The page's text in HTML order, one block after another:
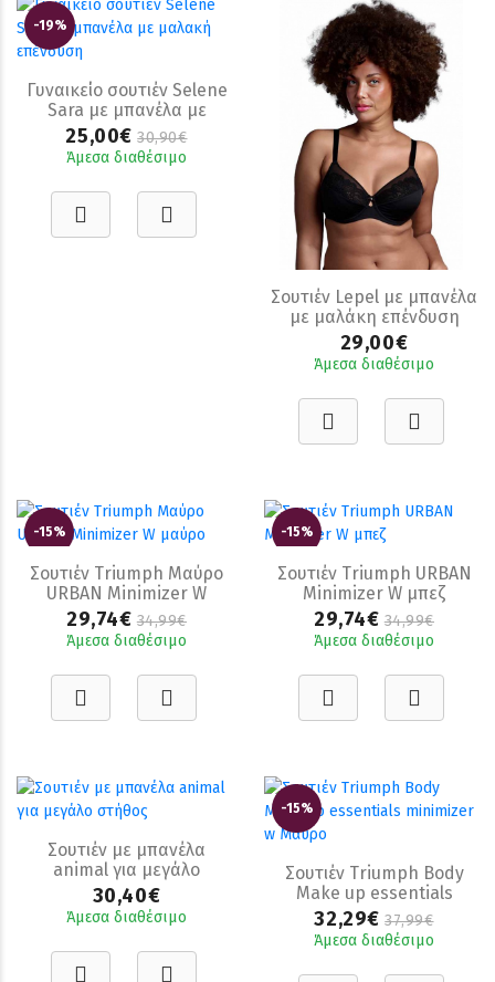
-19%
Γυναικείο σουτιέν Selene
Sara με μπανέλα με
μαλακή επένδυση
25,00€30,90€
Άμεσα διαθέσιμο
Σουτιέν Lepel με μπανέλα
με μαλάκη επένδυση
29,00€
Άμεσα διαθέσιμο
-15%
Σουτιέν Triumph Μαύρο
URBAN Minimizer W
μαύρο
29,74€ 34,99€
Άμεσα διαθέσιμο
-15%
Σουτιέν Triumph URBAN
Minimizer W μπεζ
29,74€ 34,99€
Άμεσα διαθέσιμο
Σουτιέν με μπανέλα
animal για μεγάλο
στήθος
30,40€
Άμεσα διαθέσιμο
-15%
Σουτιέν Triumph Body
Make up essentials
minimizer w Μαυρο
32,29€37,99€
Άμεσα διαθέσιμο